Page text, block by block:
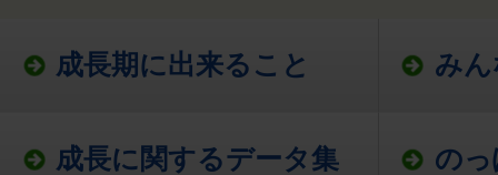
成長期に出来ること み
成長に関するデータ集 の